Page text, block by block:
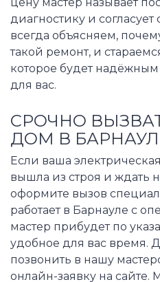
диагностику и
всегда объясняем,
такой ремонт, и
которое будет
для вас.
СРОЧНО
ДОМ В
Если ваша
вышла из строя и ждать
оформите вызов
работает в Барнауле с
мастер прибудет по
удобное для вас время.
позвонить в нашу
онлайн-заявку на